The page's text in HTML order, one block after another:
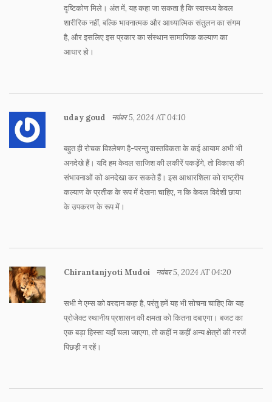
दृष्टिकोण मिले। अंत में, यह कहा जा सकता है कि स्वास्थ्य केवल
शारीरिक नहीं, बल्कि भावनात्मक और आध्यात्मिक संतुलन का संगम
है, और इसलिए इस प्रकार का संस्थान सामाजिक कल्याण का
आधार हो।
uday goud नवंबर 5, 2024 AT 04:10
बहुत ही रोचक विश्लेषण है-परन्तु वास्तविकता के कई आयाम अभी भी
अनदेखे हैं। यदि हम केवल साजिश की लकीरें पकड़ेंगे, तो विकास की
संभावनाओं को अनदेखा कर सकते हैं। इस आधारशिला को राष्ट्रीय
कल्याण के प्रतीक के रूप में देखना चाहिए, न कि केवल विदेशी छाया
के उपकरण के रूप में।
Chirantanjyoti Mudoi नवंबर 5, 2024 AT 04:20
सभी ने एम्स को वरदान कहा है, परंतु हमें यह भी सोचना चाहिए कि यह
प्रोजेक्ट स्थानीय प्रशासन की क्षमता को कितना दबाएगा। बजट का
एक बड़ा हिस्सा यहाँ चला जाएगा, तो कहीं न कहीं अन्य क्षेत्रों की गरजें
पिछड़ी न रहें।